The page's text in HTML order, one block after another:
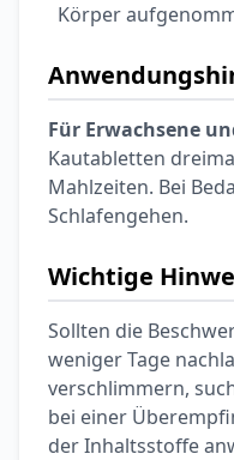
Körper
Für Erwachsene
Kautabletten
Mahlzeiten. Bei
Schlafengehen.
Wichtige
Sollten die
weniger Tage
verschlimmern,
bei einer
der Inhaltsstoffe